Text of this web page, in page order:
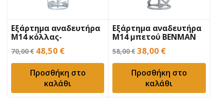
Εξάρτημα αναδευτήρα
Μ14 κόλλας-
κονιάματος BENMAN
DLX152M
70,00€ Original
price
was:
70,00 €.
48,50 €Η
τρέχουσα
τιμή
είναι:
48,50 €.
Προσθήκη στο
καλάθι
Εξάρτημα αναδευτήρα
Μ14 μπετού BENMAN
MK160M
58,00€ Original
price
was:
58,00 €.
38,00 €Η
τρέχουσα
τιμή
είναι:
38,00 €.
Προσθήκη στο
καλάθι